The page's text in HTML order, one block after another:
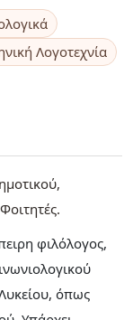
Λογοτεχνία
Φοιτητές
φιλόλογος,
όπως